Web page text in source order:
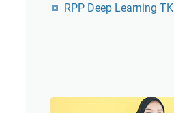
RPP Deep Learning TK